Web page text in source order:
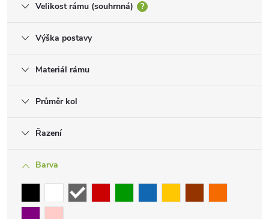
Velikost rámu (souhrnná) ?
Výška postavy
Materiál rámu
Průměr kol
Řazení
Barva